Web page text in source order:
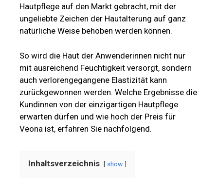
Hautpflege auf den Markt gebracht, mit der
ungeliebte Zeichen der Hautalterung auf ganz
natürliche Weise behoben werden können.
So wird die Haut der Anwenderinnen nicht nur
mit ausreichend Feuchtigkeit versorgt, sondern
auch verlorengegangene Elastizität kann
zurückgewonnen werden. Welche Ergebnisse die
Kundinnen von der einzigartigen Hautpflege
erwarten dürfen und wie hoch der Preis für
Veona ist, erfahren Sie nachfolgend.
Inhaltsverzeichnis show